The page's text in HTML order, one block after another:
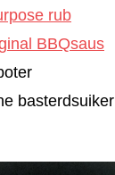
rub
BBQsaus
basterdsuiker